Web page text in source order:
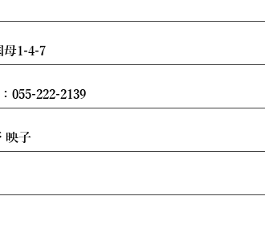
母1-4-7
055-222-2139
映子